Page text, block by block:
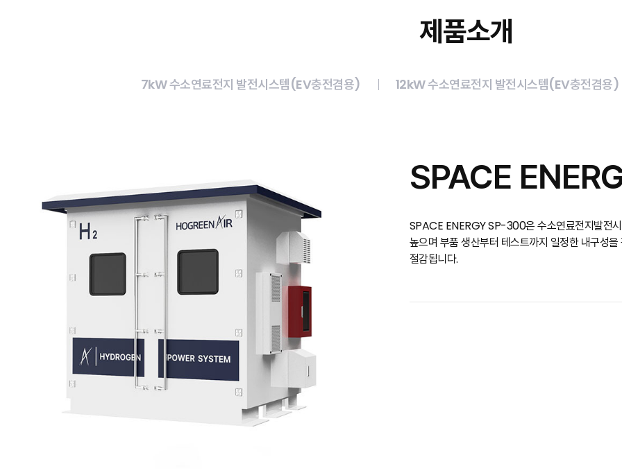
제품소개
7kW 수소연료전지 발전시스템(EV충전겸용) 12kW 수소연료전지 발전시스템(EV충전겸용)
SPACE
SPACE ENERGY SP-300은 수소연료전지발전
높으며 부품 생산부터 테스트까지 일정한 내구성
절감됩니다.